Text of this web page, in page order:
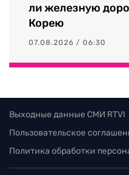
ли железную
Корею
07.08.2026 / 06:30
Выходные данные СМИ RTVI
Пользовательское
Политика обработки